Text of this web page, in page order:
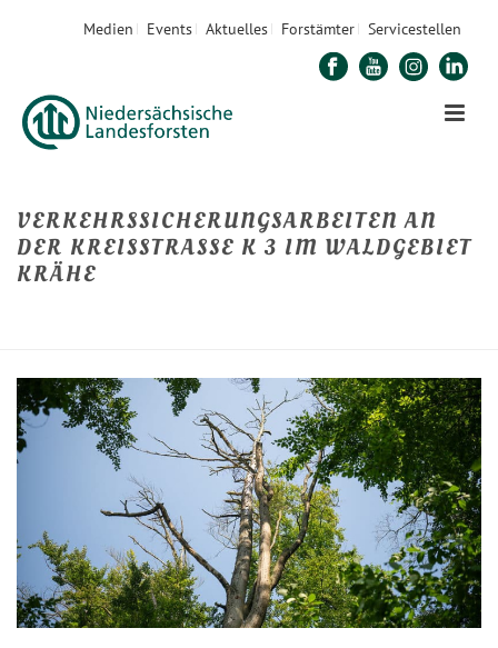
Medien Events Aktuelles Forstämter Servicestellen
VERKEHRSSICHERUNGSARBEITEN AN
DER KREISSTRASSE K 3 IM WALDGEBIET K
RÄHE